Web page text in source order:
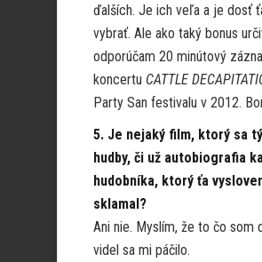
ďalších. Je ich veľa a je dosť
vybrať. Ale ako taký bonus
odporúčam 20 minútový
koncertu CATTLE
Party San festivalu v 2012.
5. Je nejaký film, ktorý sa
hudby, či už autobiografia
hudobníka, ktorý ťa
sklamal?
Ani nie. Myslím, že to čo som
videl sa mi páčilo.